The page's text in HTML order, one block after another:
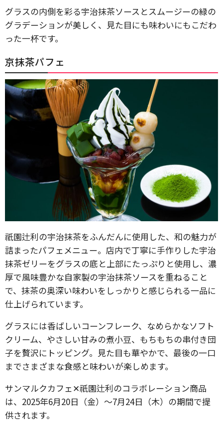
グラスの内側を彩る宇治抹茶ソースとスムージーの緑の
グラデーションが美しく、見た目にも味わいにもこだわ
った一杯です。
京抹茶パフェ
祇園辻利の宇治抹茶をふんだんに使用した、和の魅力が
詰まったパフェメニュー。店内で丁寧に手作りした宇治
抹茶ゼリーをグラスの底と上部にたっぷりと使用し、濃
厚で風味豊かな自家製の宇治抹茶ソースを重ねること
で、抹茶の奥深い味わいをしっかりと感じられる一品に
仕上げられています。
グラスには香ばしいコーンフレーク、なめらかなソフト
クリーム、やさしい甘みの煮小豆、もちもちの串付き団
子を贅沢にトッピング。見た目も華やかで、最後の一口
までさまざまな食感と味わいが楽しめます。
サンマルクカフェ✕祇園辻利のコラボレーション商品
は、2025年6月20日（金）〜7月24日（木）の期間で提
供されます。